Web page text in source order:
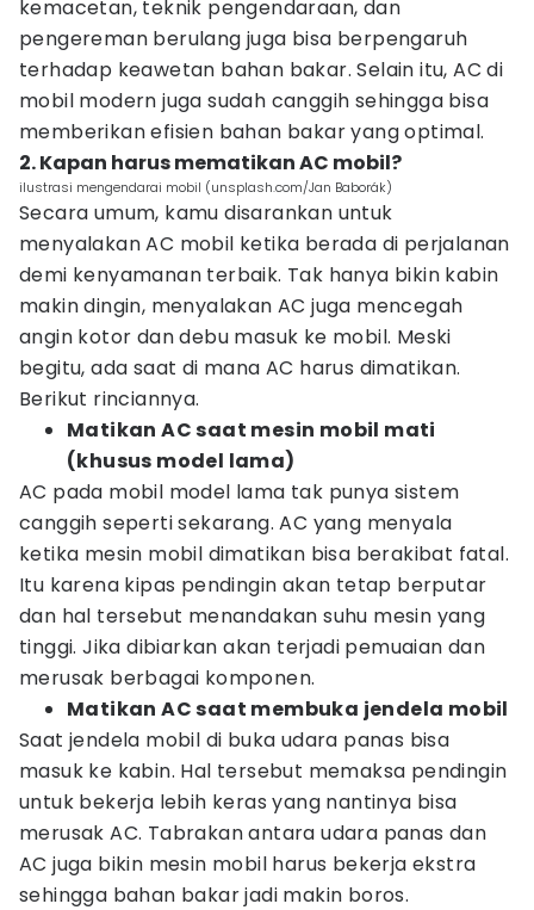
kemacetan, teknik pengendaraan, dan
pengereman berulang juga bisa berpengaruh
terhadap keawetan bahan bakar. Selain itu, AC di
mobil modern juga sudah canggih sehingga bisa
memberikan efisien bahan bakar yang optimal.
2. Kapan harus mematikan AC mobil?
ilustrasi mengendarai mobil (unsplash.com/Jan Baborák)
Secara umum, kamu disarankan untuk
menyalakan AC mobil ketika berada di perjalanan
demi kenyamanan terbaik. Tak hanya bikin kabin
makin dingin, menyalakan AC juga mencegah
angin kotor dan debu masuk ke mobil. Meski
begitu, ada saat di mana AC harus dimatikan.
Berikut rinciannya.
Matikan AC saat mesin mobil mati
(khusus model lama)
AC pada mobil model lama tak punya sistem
canggih seperti sekarang. AC yang menyala
ketika mesin mobil dimatikan bisa berakibat fatal.
Itu karena kipas pendingin akan tetap berputar
dan hal tersebut menandakan suhu mesin yang
tinggi. Jika dibiarkan akan terjadi pemuaian dan
merusak berbagai komponen.
Matikan AC saat membuka jendela mobil
Saat jendela mobil di buka udara panas bisa
masuk ke kabin. Hal tersebut memaksa pendingin
untuk bekerja lebih keras yang nantinya bisa
merusak AC. Tabrakan antara udara panas dan
AC juga bikin mesin mobil harus bekerja ekstra
sehingga bahan bakar jadi makin boros.